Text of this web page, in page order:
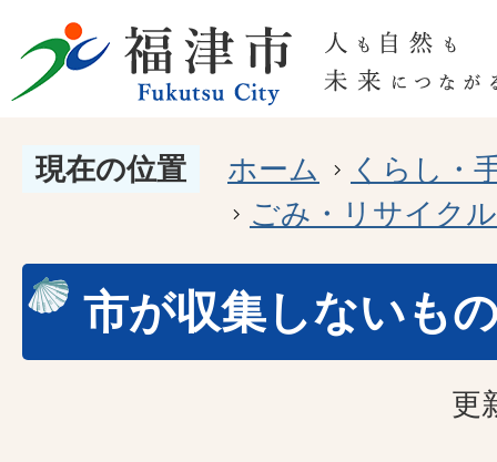
現在の位置 ホーム
くらし・
ごみ・リサイクル
市が収集しないも
更